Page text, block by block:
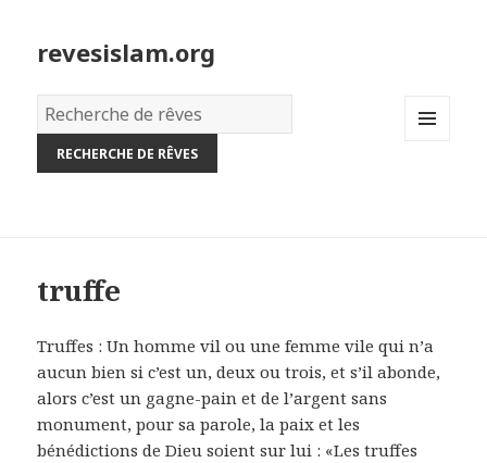
revesislam.org
Dictionnaire
des
rêves:
truffe
Truffes : Un homme vil ou une femme vile qui n’a
aucun bien si c’est un, deux ou trois, et s’il abonde,
alors c’est un gagne-pain et de l’argent sans
monument, pour sa parole, la paix et les
bénédictions de Dieu soient sur lui : «Les truffes